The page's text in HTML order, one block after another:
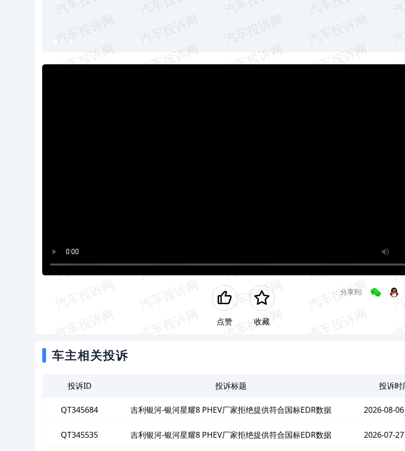
点赞 收藏
分享到:
车主相关投诉
投诉ID 投诉标题 投诉时
QT345684 吉利银河-银河星耀8 PHEV厂家拒绝提供符合国标EDR数据 2026-08-
QT345535 吉利银河-银河星耀8 PHEV厂家拒绝提供符合国标EDR数据 2026-07-